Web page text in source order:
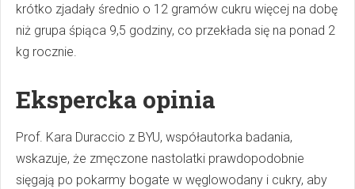
krótko zjadały średnio o 12 gramów cukru więcej na dobę
niż grupa śpiąca 9,5 godziny, co przekłada się na ponad 2
kg rocznie.
Ekspercka opinia
Prof. Kara Duraccio z BYU, współautorka badania,
wskazuje, że zmęczone nastolatki prawdopodobnie
sięgają po pokarmy bogate w węglowodany i cukry, aby